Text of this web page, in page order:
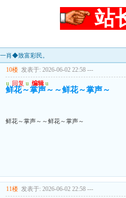
站
肖◆致富彩民。
10楼 发表于: 2026-06-02 22:58 ---
u 回复 u 编辑 u
鲜花～掌声～～鲜花～掌声～
鲜花～掌声～～鲜花～掌声～
11楼 发表于: 2026-06-02 22:58 ---